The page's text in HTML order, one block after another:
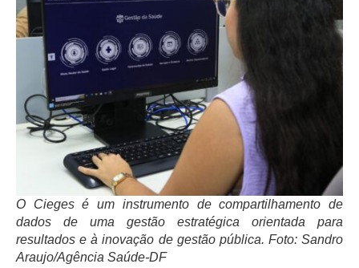
O Cieges é um instrumento de compartilhamento de
dados de uma gestão estratégica orientada para
resultados e à inovação de gestão pública. Foto: Sandro
Araujo/Agência Saúde-DF